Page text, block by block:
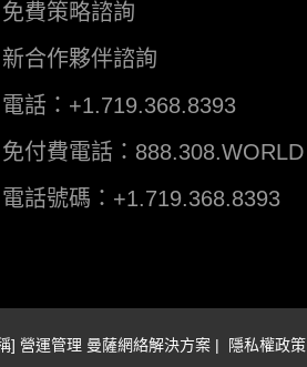
免費策略諮詢
新合作夥伴諮詢
電話：+1.719.368.8393
免付費電話：888.308.WORLD
電話號碼：+1.719.368.8393
] 營運管理 曼薩網絡解決方案 | 隱私權政策